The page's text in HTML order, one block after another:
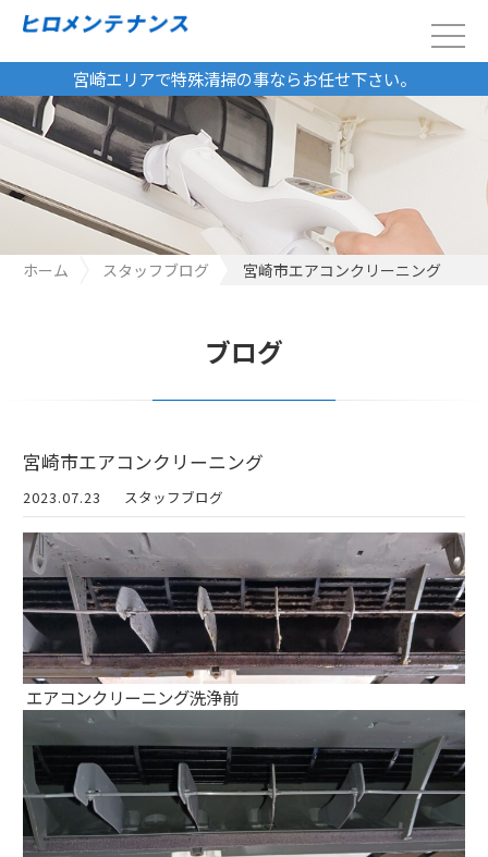
宮崎エリアで特殊清掃の事ならお任せ下さい。
ホーム スタッフブログ 宮崎市エアコンクリーニング
ブログ
宮崎市エアコンクリーニング
2023.07.23 スタッフブログ
エアコンクリーニング洗浄前